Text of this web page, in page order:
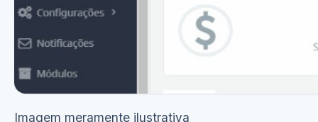
Imagem meramente ilustrativa